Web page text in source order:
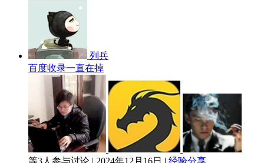
列兵
百度收录一直在掉
等3人参与讨论 | 2024年12月16日 | 经验分享